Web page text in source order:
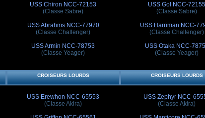
USS Chiron NCC-72153
(Classe Sabre)
USS Abrahms NCC-77970
(Classe Challenger)
USS Armin NCC-78753
(Classe Yeager)
USS Gol NCC-72155
(Classe Sabre)
USS Harriman NCC-
(Classe Challenger)
USS Otaka NCC-
(Classe Yeager)
CROISEURS LOURDS CROISEURS LOURDS
USS Erewhon NCC-65553
(Classe Akira)
USS Zephyr NCC-
(Classe Akira)